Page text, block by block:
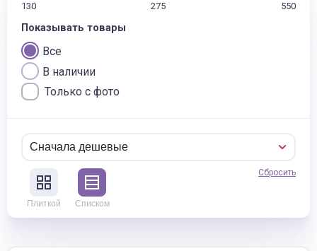
130 275 550
Показывать товары
Все
В наличии
Только с фото
Плиткой Списком
Сбросить